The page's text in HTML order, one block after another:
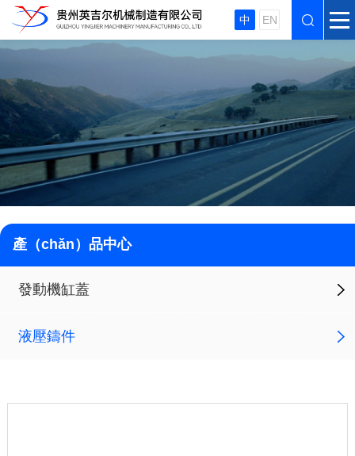
中 EN
產（chǎn）品中心
發動機缸蓋
液壓鑄件